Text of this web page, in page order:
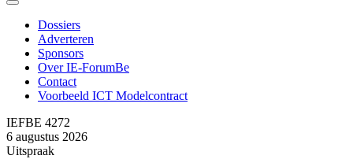
Dossiers
Adverteren
Sponsors
Over IE-ForumBe
Contact
Voorbeeld ICT Modelcontract
IEFBE 4272
6 augustus 2026
Uitspraak